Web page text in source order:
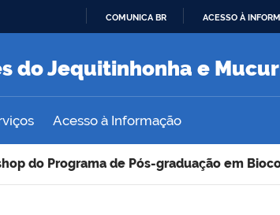
O
COMUNICA BR ACESSO À
do Jequitinhonha e
Acesso à Informação
do Programa de Pós-graduação em